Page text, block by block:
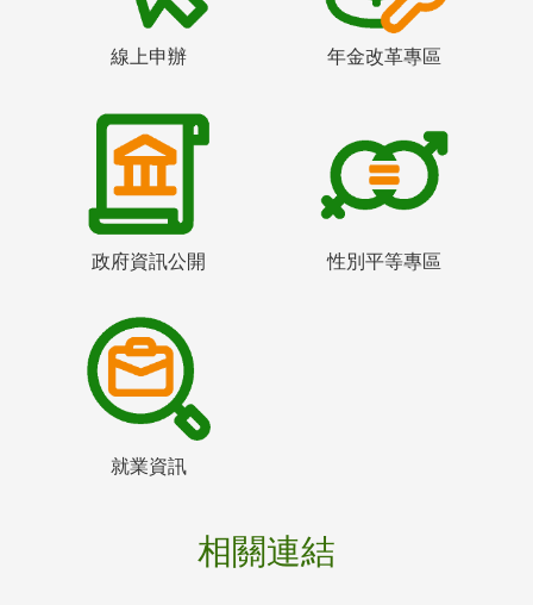
線上申辦 年金改革專區
政府資訊公開 性別平等專區
就業資訊
相關連結